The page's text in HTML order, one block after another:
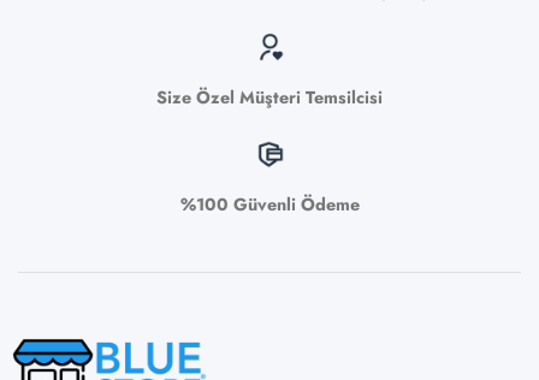
Size Özel Müşteri Temsilcisi
%100 Güvenli Ödeme